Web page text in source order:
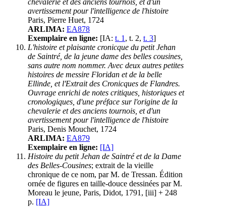
chevalerie et des anciens tournois, et d'un
avertissement pour l'intelligence de l'histoire
Paris, Pierre Huet, 1724
ARLIMA: EA878
Exemplaire en ligne: [IA: t. 1 , t. 2, t. 3]
L'histoire et plaisante cronicque du petit Jehan
de Saintré, de la jeune dame des belles cousines,
sans autre nom nommer. Avec deux autres petites
histoires de messire Floridan et de la belle
Ellinde, et l'Extrait des Cronicques de Flandres.
Ouvrage enrichi de notes critiques, historiques et
cronologiques, d'une préface sur l'origine de la
chevalerie et des anciens tournois, et d'un
avertissement pour l'intelligence de l'histoire
Paris, Denis Mouchet, 1724
ARLIMA: EA879
Exemplaire en ligne: [IA]
Histoire du petit Jehan de Saintré et de la Dame
des Belles-Cousines; extrait de la vieille
chronique de ce nom, par M. de Tressan. Édition
ornée de figures en taille-douce dessinées par M.
Moreau le jeune, Paris, Didot, 1791, [iii] + 248
p. [IA]